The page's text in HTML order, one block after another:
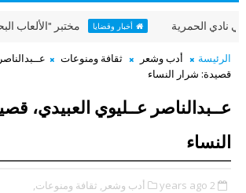
أخبار وقضايا مختبر "الألعاب البحرية" في
الرئيسة أدب وشعر ثقافة ومنوعات
قصيدة: شرار النساء
عــبدالناصر عــليوي العبيدي،
النساء
2 years ago أدب وشعر, ثقافة ومنوعات,